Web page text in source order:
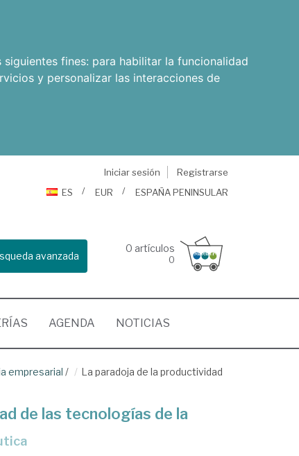
fines: para habilitar la funcionalidad
y personalizar las interacciones de
Iniciar sesión
Registrarse
ES
EUR ESPAÑA PENINSULAR
avanzada
0 artículos
0
AGENDA NOTICIAS
empresarial /
La paradoja de la productividad
de las tecnologías de la